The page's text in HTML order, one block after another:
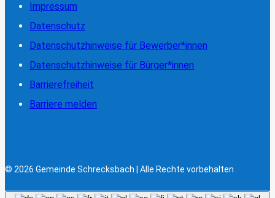
Impressum
Datenschutz
Datenschutzhinweise für Bewerber*innen
Datenschutzhinweise für Bürger*innen
Barrierefreiheit
Barriere melden
© 2026 Gemeinde Schrecksbach | Alle Rechte vorbehalten